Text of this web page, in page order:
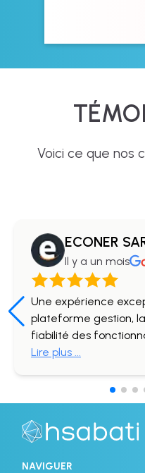
Voici ce que nos
Il y a 4
Tres bonne
répond
client est aussi
NAVIGUER